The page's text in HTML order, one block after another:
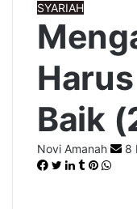
SYARIAH
Baik
Novi Amanah
S
8
F T L T P